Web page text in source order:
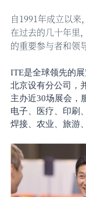
自1991年成立以来
在过去的几十年里
的重要参与者和领
ITE是全球领先的
北京设有分公司，
主办近30场展会，
电子、医疗、印刷
焊接、农业、旅游